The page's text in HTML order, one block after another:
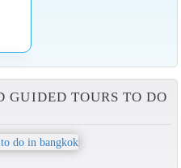
GUIDED TOURS TO DO